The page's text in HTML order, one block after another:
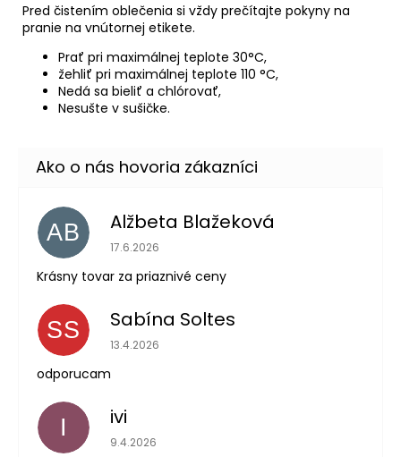
Pred čistením oblečenia si vždy prečítajte pokyny na
pranie na vnútornej etikete.
Prať pri maximálnej teplote 30°C,
žehliť pri maximálnej teplote 110 °C,
Nedá sa bieliť a chlórovať,
Nesušte v sušičke.
AB Alžbeta Blažeková
Hodnotenie obchodu je 5 z 5 hviezdičiek.
17.6.2026
Krásny tovar za priaznivé ceny
SS Sabína Soltes
Hodnotenie obchodu je 5 z 5 hviezdičiek.
13.4.2026
odporucam
I ivi
Hodnotenie obchodu je 5 z 5 hviezdičiek.
9.4.2026